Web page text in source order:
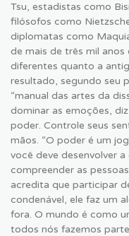
Tsu, estadistas como
filósofos como
diplomatas como
de mais de três mil
diferentes quanto a
resultado, segundo seu
“manual das artes da
dominar as emoções,
poder. Controle seus
mãos. “O poder é um
você deve desenvolver
compreender as
acredita que participar
condenável, ele faz um
fora. O mundo é como
todos nós fazemos